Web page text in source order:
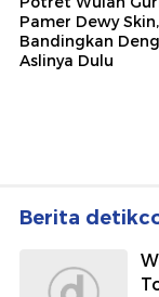
Pamer Dewy Skin,
Bandingkan
Aslinya Dulu
Berita